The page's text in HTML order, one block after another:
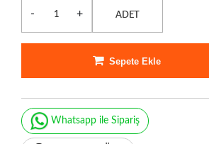
- + ADET
Sepete Ekle
Whatsapp ile Sipariş